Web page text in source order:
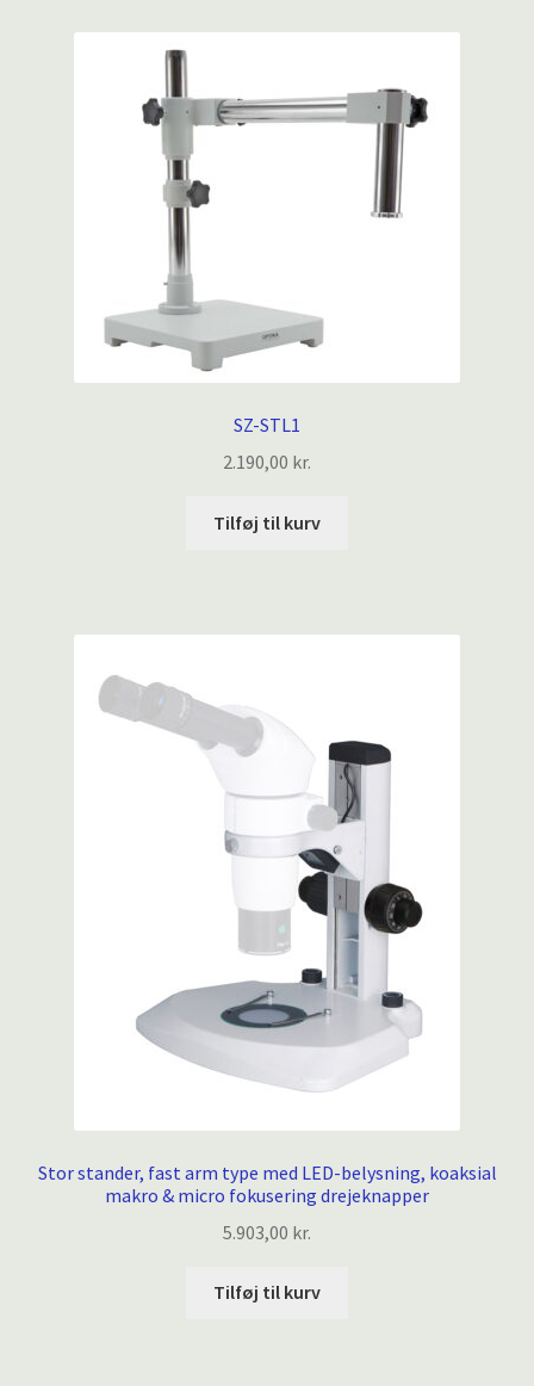
SZ-STL1
2.190,00 kr.
Tilføj til kurv
Stor stander, fast arm type med LED-belysning, koaksial
makro & micro fokusering drejeknapper
5.903,00 kr.
Tilføj til kurv